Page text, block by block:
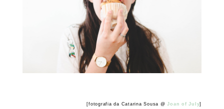
[fotografia da Catarina Sousa @ Joan of July]